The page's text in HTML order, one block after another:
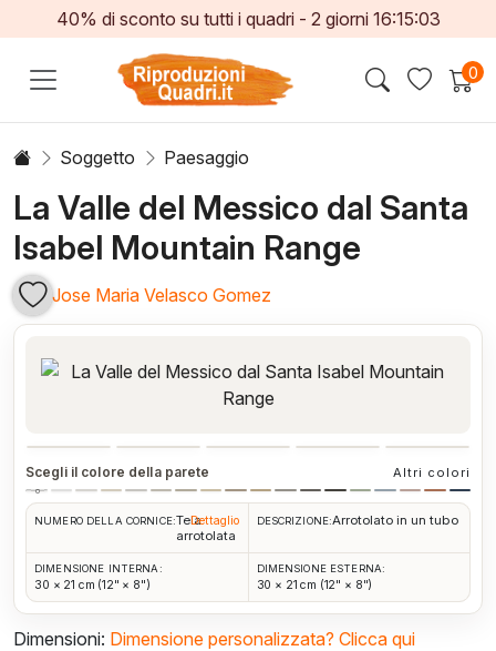
40% di sconto su tutti i quadri - 2 giorni 16:15:03
0
Soggetto Paesaggio
La Valle del Messico dal Santa
Isabel Mountain Range
Jose Maria Velasco Gomez
Scegli il colore della parete Altri colori
NUMERO DELLA CORNICE:Tela
arrotolata
Dettaglio DESCRIZIONE:Arrotolato in un tubo
DIMENSIONE INTERNA:
30 × 21 cm (12" × 8")
DIMENSIONE ESTERNA:
30 × 21 cm (12" × 8")
Dimensioni: Dimensione personalizzata? Clicca qui